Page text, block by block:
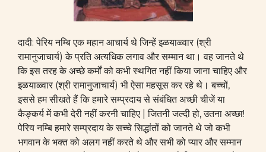
दादी: पेरिय नम्बि एक महान आचार्य थे जिन्हें इळयाळ्वार (श्री
रामानुजाचार्य) के प्रति अत्यधिक लगाव और सम्मान था। वह जानते थे
कि इस तरह के अच्छे कर्मों को कभी स्थगित नहीं किया जाना चाहिए और
इळयाळ्वार (श्री रामानुजाचार्य) भी ऐसा महसूस कर रहे थे। बच्चों,
इससे हम सीखते हैं कि हमारे सम्प्रदाय से संबंधित अच्छी चीजें या
कैङ्कर्य में कभी देरी नहीं करनी चाहिए | जितनी जल्दी हो, उतना अच्छा!
पेरिय नम्बि हमारे सम्प्रदाय के सच्चे सिद्धांतों को जानते थे जो कभी
भगवान के भक्त को अलग नहीं करते थे और सभी को प्यार और सम्मान